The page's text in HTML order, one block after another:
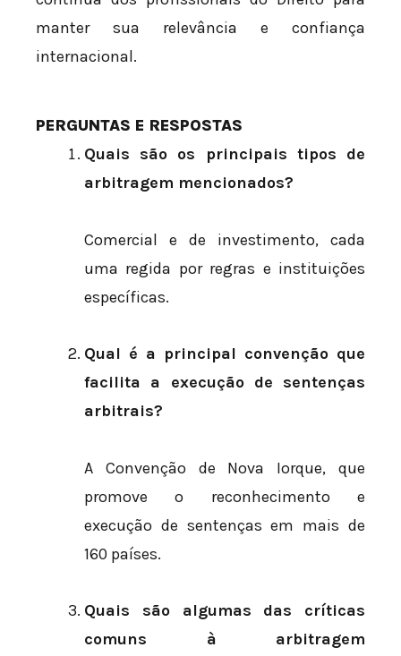
manter sua relevância e confiança
internacional.
PERGUNTAS E RESPOSTAS
Quais são os principais tipos de
arbitragem mencionados?
Comercial e de investimento, cada
uma regida por regras e instituições
específicas.
Qual é a principal convenção que
facilita a execução de sentenças
arbitrais?
A Convenção de Nova Iorque, que
promove o reconhecimento e
execução de sentenças em mais de
160 países.
Quais são algumas das críticas
comuns à arbitragem